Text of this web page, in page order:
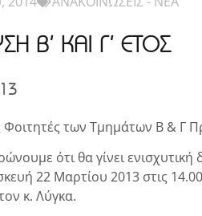
Β’ ΚΑΙ Γ’ ΕΤΟΣ
των Τμημάτων Β & Γ
ότι θα γίνει ενισχυτική
22 Μαρτίου 2013 στις
κ. Λύγκα.